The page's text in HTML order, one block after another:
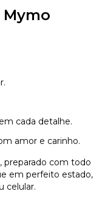
cada detalhe.
amor e carinho.
preparado com todo
em perfeito estado,
celular.